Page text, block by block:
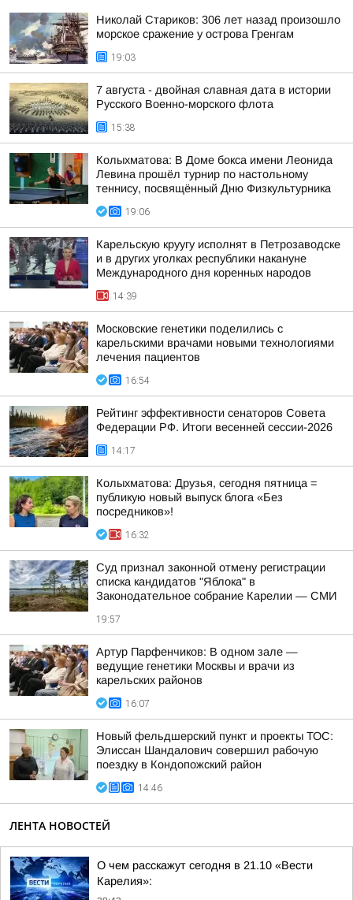
Николай Стариков: 306 лет назад произошло
морское сражение у острова Гренгам
19:03
7 августа - двойная славная дата в истории
Русского Военно-морского флота
15:38
Колыхматова: В Доме бокса имени Леонида
Левина прошёл турнир по настольному
теннису, посвящённый Дню Физкультурника
19:06
Карельскую круугу исполнят в Петрозаводске
и в других уголках республики накануне
Международного дня коренных народов
14:39
Московские генетики поделились с
карельскими врачами новыми технологиями
лечения пациентов
16:54
Рейтинг эффективности сенаторов Совета
Федерации РФ. Итоги весенней сессии-2026
14:17
Колыхматова: Друзья, сегодня пятница =
публикую новый выпуск блога «Без
посредников»!
16:32
Суд признал законной отмену регистрации
списка кандидатов "Яблока" в
Законодательное собрание Карелии — СМИ
19:57
Артур Парфенчиков: В одном зале —
ведущие генетики Москвы и врачи из
карельских районов
16:07
Новый фельдшерский пункт и проекты ТОС:
Элиссан Шандалович совершил рабочую
поездку в Кондопожский район
14:46
ЛЕНТА НОВОСТЕЙ
О чем расскажут сегодня в 21.10 «Вести
Карелия»: